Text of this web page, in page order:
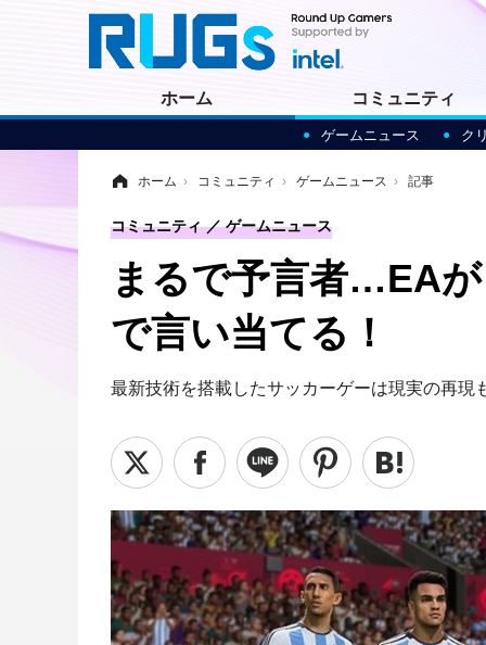
ホーム コミュニティ
ゲームニュース ク
ホーム › コミュニティ › ゲームニュース › 記事
まるで予言者…EA
で言い当てる！
最新技術を搭載したサッカーゲーは現実の再現
コミュニティ ゲームニュース